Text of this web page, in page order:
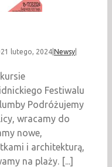
21 lutego, 2024 Newsy
Festiwalu
Podróżujemy
wracamy do
nowe,
i architekturą,
na plaży. [...]